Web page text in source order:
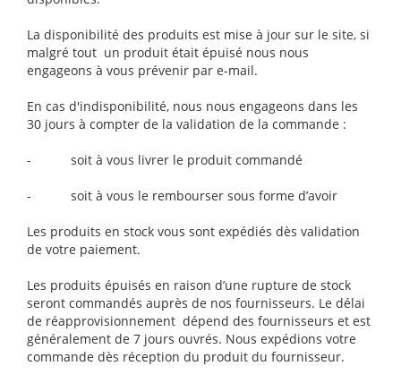
La disponibilité des produits est mise à jour sur le site, si
malgré tout un produit était épuisé nous nous
engageons à vous prévenir par e-mail.
En cas d'indisponibilité, nous nous engageons dans les
30 jours à compter de la validation de la commande :
- soit à vous livrer le produit commandé
- soit à vous le rembourser sous forme d’avoir
Les produits en stock vous sont expédiés dès validation
de votre paiement.
Les produits épuisés en raison d’une rupture de stock
seront commandés auprès de nos fournisseurs. Le délai
de réapprovisionnement dépend des fournisseurs et est
généralement de 7 jours ouvrés. Nous expédions votre
commande dès réception du produit du fournisseur.